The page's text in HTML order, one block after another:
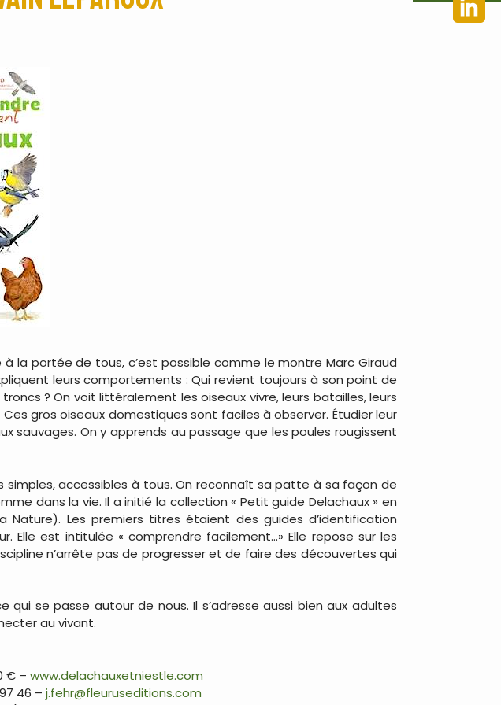
la portée de tous, c’est possible comme le montre Marc Giraud
leurs comportements : Qui revient toujours à son point de
? On voit littéralement les oiseaux vivre, leurs batailles, leurs
gros oiseaux domestiques sont faciles à observer. Étudier leur
sauvages. On y apprends au passage que les poules rougissent
accessibles à tous. On reconnaît sa patte à sa façon de
dans la vie. Il a initié la collection « Petit guide Delachaux » en
Les premiers titres étaient des guides d’identification
Elle est intitulée « comprendre facilement…» Elle repose sur les
n’arrête pas de progresser et de faire des découvertes qui
se passe autour de nous. Il s’adresse aussi bien aux adultes
au vivant.
€ – www.delachauxetniestle.com
46 – j.fehr@fleuruseditions.com